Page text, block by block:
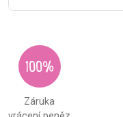
100%
Záruka